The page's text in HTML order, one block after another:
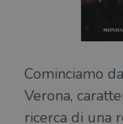
Cominciamo da
Verona,
ricerca di una